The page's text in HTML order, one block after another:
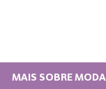
MAIS SOBRE MODA